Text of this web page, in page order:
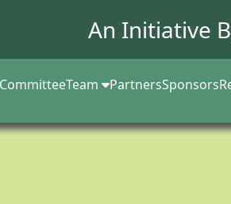
An Initiative
Team PartnersSponsors